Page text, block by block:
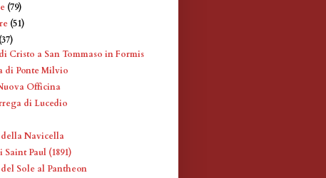
(79)
(51)
(37)
Cristo a San Tommaso in Formis
di Ponte Milvio
Officina
di Lucedio
Navicella
Saint Paul (1891)
Sole al Pantheon